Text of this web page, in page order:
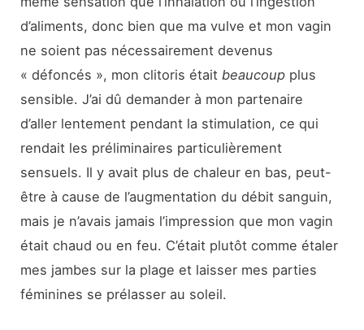
d’aliments, donc bien que ma vulve et mon vagin
ne soient pas nécessairement devenus
« défoncés », mon clitoris était beaucoup plus
sensible. J’ai dû demander à mon partenaire
d’aller lentement pendant la stimulation, ce qui
rendait les préliminaires particulièrement
sensuels. Il y avait plus de chaleur en bas, peut-
être à cause de l’augmentation du débit sanguin,
mais je n’avais jamais l’impression que mon vagin
était chaud ou en feu. C’était plutôt comme étaler
mes jambes sur la plage et laisser mes parties
féminines se prélasser au soleil.